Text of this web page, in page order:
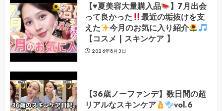
【♥️夏美容大量購入品
】7月出会
って良かった
最近の垢抜けを支
えた
今月のお気に入り紹介
【コスメ | スキンケア 】
2026年8月3日
【36歳ノーファンデ】数日間の超
リアルなスキンケア
vol.6